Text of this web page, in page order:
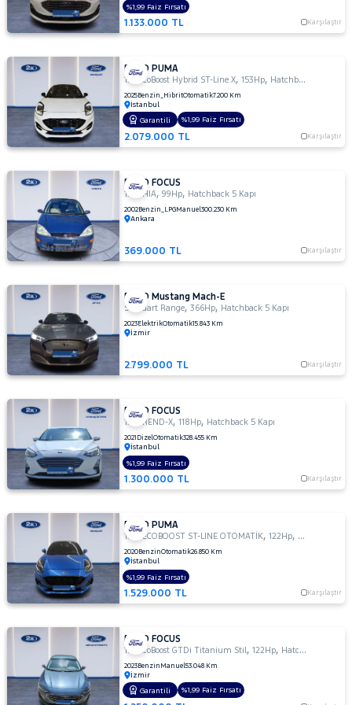
BENZ
MINI
MITSUBISHI
MOTORSIKLET
NISSAN
OPEL
PEUGEOT
RENAULT
SKODA
SSANGYONG
TESLA
TOGG
TOYOTA
TRAKTÖR
VOLVO
1.133.000 TL Karşılaştır
%1,99 Faiz Fırsatı
FORD PUMA
1.0 EcoBoost Hybrid ST-Line X,153Hp, Hatchback 5 Kapı
2025Benzin_HibritOtomatik7.200 Km
İstanbul
2.079.000 TL Karşılaştır
Garantili %1,99 Faiz Fırsatı
FORD FOCUS
1.6 GHIA,99Hp, Hatchback 5 Kapı
2002Benzin_LPGManuel300.230 Km
Ankara
369.000 TL Karşılaştır
FORD Mustang Mach-E
Standart Range,366Hp, Hatchback 5 Kapı
2023ElektrikOtomatik15.843 Km
İzmir
2.799.000 TL Karşılaştır
FORD FOCUS
1.5 TREND-X,118Hp, Hatchback 5 Kapı
2021 DizelOtomatik328.455 Km
İstanbul
1.300.000 TL Karşılaştır
%1,99 Faiz Fırsatı
FORD PUMA
1.0L ECOBOOST ST-LINE OTOMATİK,122Hp, Hatchback 5
2020BenzinOtomatik26.850 Km
İstanbul
1.529.000 TL Karşılaştır
%1,99 Faiz Fırsatı
FORD FOCUS
1.0 EcoBoost GTDi Titanium Stil,122Hp, Hatchback 5 Kapı
2023Benzin Manuel53.048 Km
İzmir
Garantili %1,99 Faiz Fırsatı